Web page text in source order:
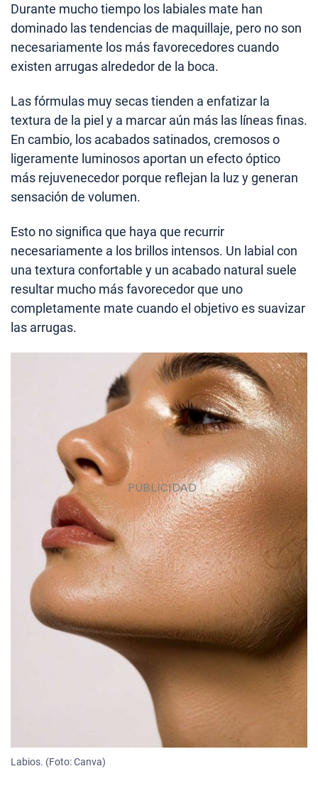
Durante mucho tiempo los labiales mate han
dominado las tendencias de maquillaje, pero no son
necesariamente los más favorecedores cuando
existen arrugas alrededor de la boca.
Las fórmulas muy secas tienden a enfatizar la
textura de la piel y a marcar aún más las líneas finas.
En cambio, los acabados satinados, cremosos o
ligeramente luminosos aportan un efecto óptico
más rejuvenecedor porque reflejan la luz y generan
sensación de volumen.
Esto no significa que haya que recurrir
necesariamente a los brillos intensos. Un labial con
una textura confortable y un acabado natural suele
resultar mucho más favorecedor que uno
completamente mate cuando el objetivo es suavizar
las arrugas.
Labios. (Foto: Canva)